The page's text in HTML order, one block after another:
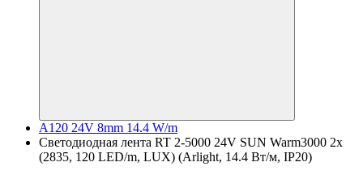
A120 24V 8mm 14.4 W/m
Светодиодная лента RT 2-5000 24V SUN Warm3000 2x
(2835, 120 LED/m, LUX) (Arlight, 14.4 Вт/м, IP20)